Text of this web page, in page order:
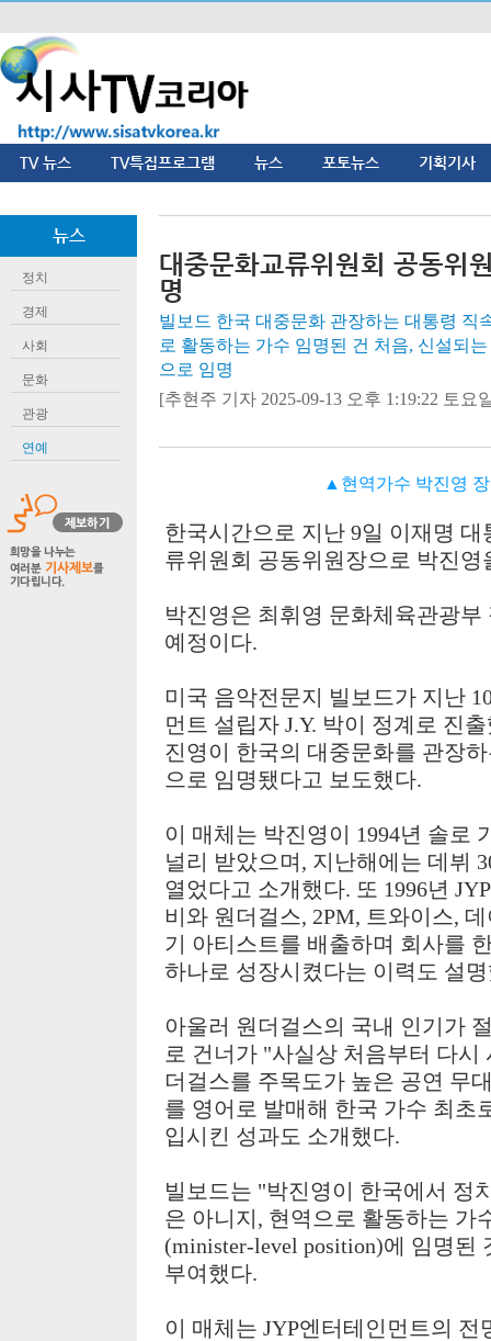
TV 뉴스 TV특집프로그램 뉴스 포토뉴스 기획기사
뉴스
정치
경제
사회
문화
관광
연예
대중문화교류위원회 공동위
명
빌보드 한국 대중문화 관장하는 대통령 직
로 활동하는 가수 임명된 건 처음, 신설되
으로 임명
[추현주 기자 2025-09-13 오후 1:19:22 토요
▲현역가수 박진영
한국시간으로 지난 9일 이재명 대
류위원회 공동위원장으로 박진
박진영은 최휘영 문화체육관광
예정이다.
미국 음악전문지 빌보드가 지난
먼트 설립자 J.Y. 박이 정계로 진
진영이 한국의 대중문화를 관장
으로 임명됐다고 보도했다.
이 매체는 박진영이 1994년 솔로
널리 받았으며 , 지난해에는 데뷔
열었다고 소개했다. 또 1996년 JYP
비와 원더걸스, 2PM, 트와이스,
기 아티스트를 배출하며 회사를
하나로 성장시켰다는 이력도 설
아울러 원더걸스의 국내 인기가
로 건너가 "사실상 처음부터 다시
더걸스를 주목도가 높은 공연 무
를 영어로 발매해 한국 가수 최초
입시킨 성과도 소개했다.
빌보드는 "박진영이 한국에서 정
은 아니지 , 현역으로 활동하는 가
(minister-level position)에 임명된
부여했다.
이 매체는 JYP엔터테인먼트의 전